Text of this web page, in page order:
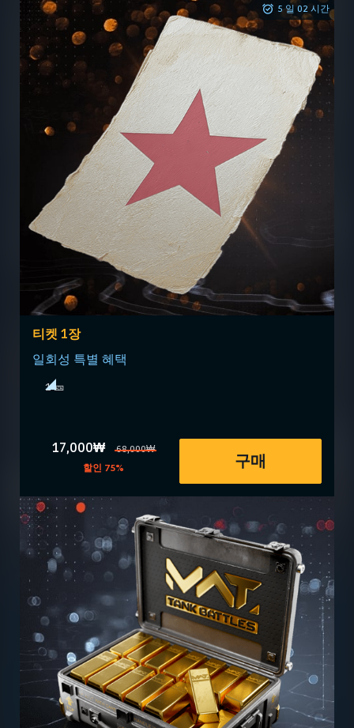
5 일 02 시간
티켓 1장
일회성 특별 혜택
1 🎫
17,000₩
68,000₩
할인 75%
구매